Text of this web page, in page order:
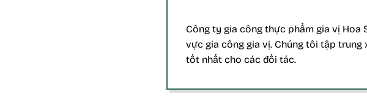
Công ty gia công thực phẩm gia vị Hoa
vực gia công gia vị. Chúng tôi tập
tốt nhất cho các đối tác.